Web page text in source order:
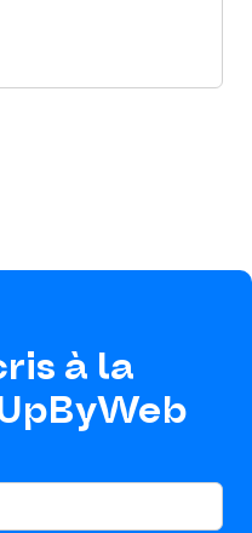
à la